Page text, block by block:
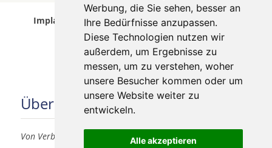
Werbung, die Sie sehen, besser an
Ihre Bedürfnisse anzupassen.
Diese Technologien nutzen wir
außerdem, um Ergebnisse zu
messen, um zu verstehen, woher
unsere Besucher kommen oder um
unsere Website weiter zu
entwickeln.
Alle akzeptieren
Implantologen in Bratislava wurde am 05 August
2026 aktualisiert.
Über uns
Von Verbrauchern für Verbraucher